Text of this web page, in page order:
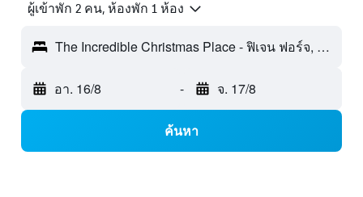
ผู้เข้าพัก 2 คน, ห้องพัก 1 ห้อง
The Incredible Christmas Place - ฟิเจน ฟอร์จ, TN, สหรัฐอเมริกา
อา. 16/8 - จ. 17/8
ค้นหา